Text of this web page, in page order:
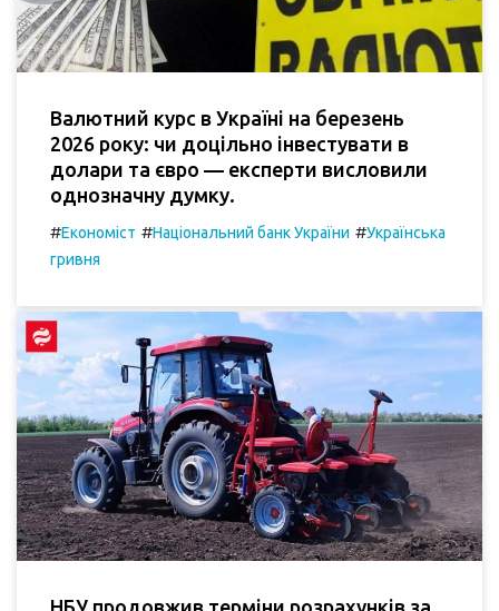
Валютний курс в Україні на березень
2026 року: чи доцільно інвестувати в
долари та євро — експерти висловили
однозначну думку.
#Економіст #Національний банк України #Українська
гривня
НБУ продовжив терміни розрахунків за